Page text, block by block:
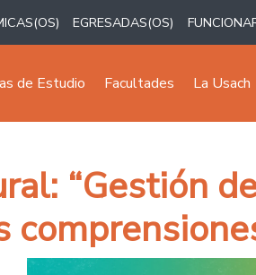
EGRESADAS(OS)
de Estudio Facultades La Usach
“Gestión